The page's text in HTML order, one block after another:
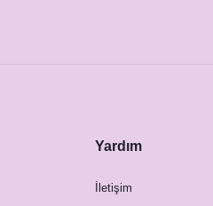
Yardım
İletişim